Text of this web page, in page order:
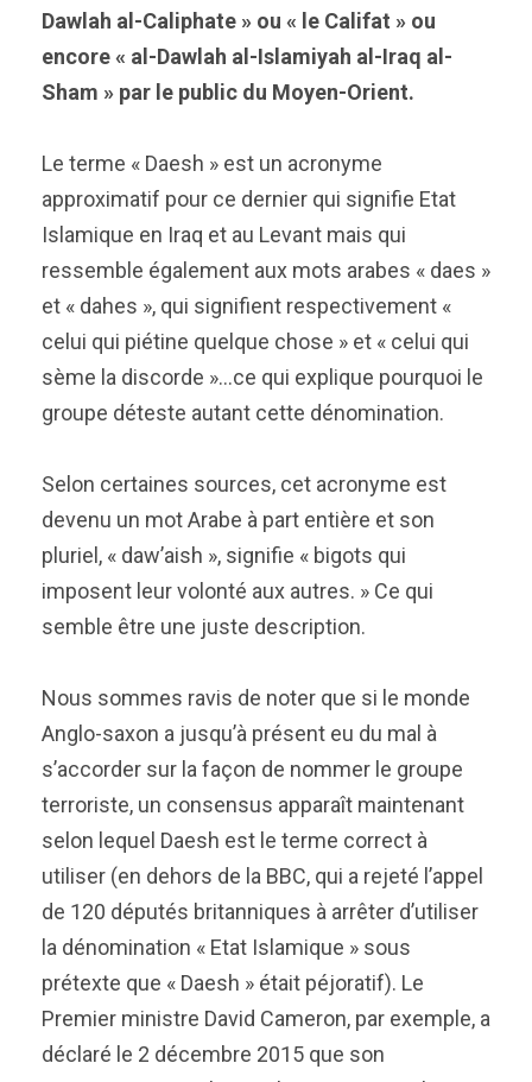
Dawlah al-Caliphate » ou « le Califat » ou
encore « al-Dawlah al-Islamiyah al-Iraq al-
Sham » par le public du Moyen-Orient.
Le terme « Daesh » est un acronyme
approximatif pour ce dernier qui signifie Etat
Islamique en Iraq et au Levant mais qui
ressemble également aux mots arabes « daes »
et « dahes », qui signifient respectivement «
celui qui piétine quelque chose » et « celui qui
sème la discorde »…ce qui explique pourquoi le
groupe déteste autant cette dénomination.
Selon certaines sources, cet acronyme est
devenu un mot Arabe à part entière et son
pluriel, « daw’aish », signifie « bigots qui
imposent leur volonté aux autres. » Ce qui
semble être une juste description.
Nous sommes ravis de noter que si le monde
Anglo-saxon a jusqu’à présent eu du mal à
s’accorder sur la façon de nommer le groupe
terroriste, un consensus apparaît maintenant
selon lequel Daesh est le terme correct à
utiliser (en dehors de la BBC, qui a rejeté l’appel
de 120 députés britanniques à arrêter d’utiliser
la dénomination « Etat Islamique » sous
prétexte que « Daesh » était péjoratif). Le
Premier ministre David Cameron, par exemple, a
déclaré le 2 décembre 2015 que son